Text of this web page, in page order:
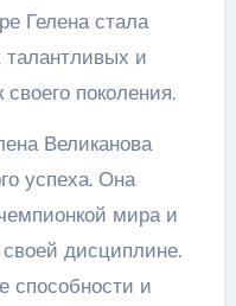
Гелена стала
талантливых и
поколения.
Великанова
успеха. Она
мира и
дисциплине.
способности и